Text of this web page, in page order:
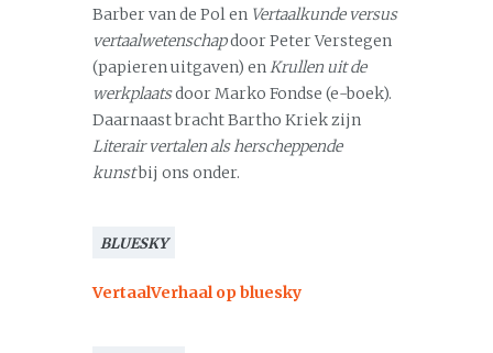
Barber van de Pol en Vertaalkunde versus
vertaalwetenschapdoor Peter Verstegen
(papieren uitgaven) enKrullen uit de
werkplaatsdoor Marko Fondse (e-boek).
Daarnaast bracht Bartho Kriek zijn
Literair vertalen als herscheppende
kunstbij ons onder.
BLUESKY
VertaalVerhaal op bluesky